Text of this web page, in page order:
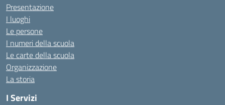
Presentazione
I luoghi
Le persone
I numeri della scuola
Le carte della scuola
Organizzazione
La storia
I Servizi